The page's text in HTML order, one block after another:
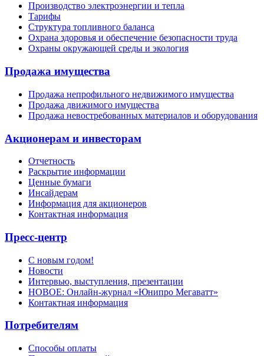
Производство электроэнергии и тепла
Тарифы
Структура топливного баланса
Охрана здоровья и обеспечение безопасности труда
Охраны окружающей среды и экология
Продажа имущества
Продажа непрофильного недвижимого имущества
Продажа движимого имущества
Продажа невостребованных материалов и оборудования
Акционерам и инвесторам
Отчетность
Раскрытие информации
Ценные бумаги
Инсайдерам
Информация для акционеров
Контактная информация
Пресс-центр
С новым годом!
Новости
Интервью, выступления, презентации
НОВОЕ: Онлайн-журнал «Юнипро Мегаватт»
Контактная информация
Потребителям
Способы оплаты